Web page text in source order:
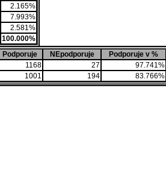
2.165%
7.993%
2.581%
100.000%
Podporuje NEpodporuje
Podporuje v %
1168 27
97.741%
1001 194 83.766%